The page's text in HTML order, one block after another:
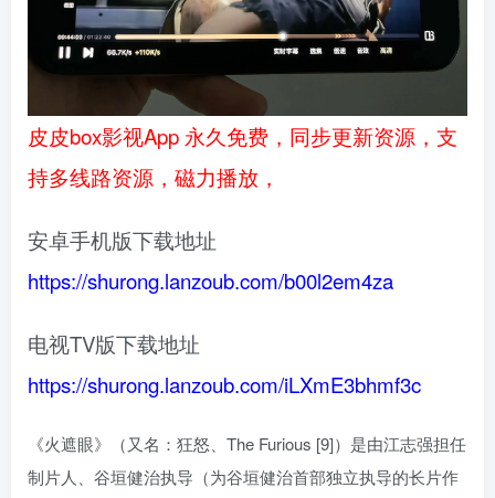
皮皮box影视App 永久免费，同步更新资源，支
持多线路资源，磁力播放，
安卓手机版下载地址
https://shurong.lanzoub.com/b00l2em4za
电视TV版下载地址
https://shurong.lanzoub.com/iLXmE3bhmf3c
《火遮眼》（又名：狂怒、The Furious [9]）是由江志强担任
制片人、谷垣健治执导（为谷垣健治首部独立执导的长片作